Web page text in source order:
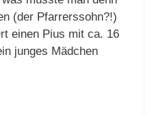
(der Pfarrerssohn?!)
einen Pius mit ca. 16
junges Mädchen